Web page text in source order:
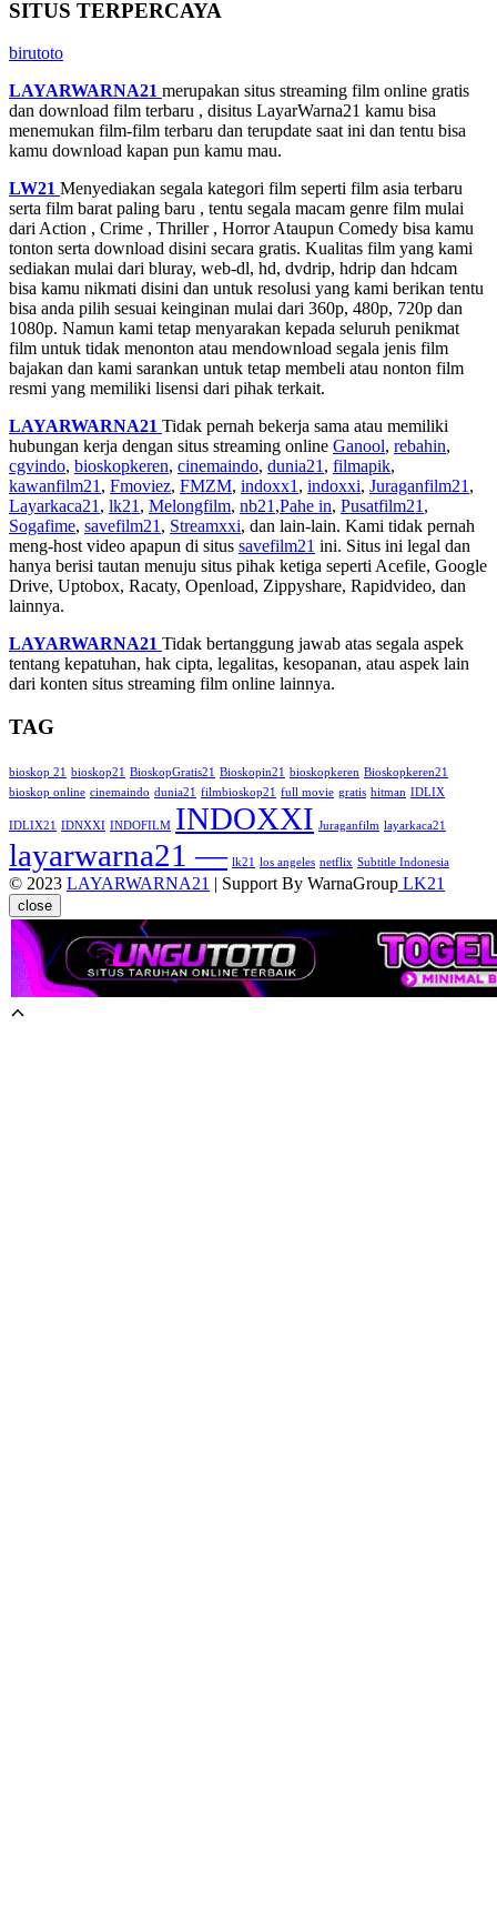
SITUS TERPERCAYA
birutoto
LAYARWARNA21 merupakan situs streaming film online gratis
dan download film terbaru , disitus LayarWarna21 kamu bisa
menemukan film-film terbaru dan terupdate saat ini dan tentu bisa
kamu download kapan pun kamu mau.
LW21 Menyediakan segala kategori film seperti film asia terbaru
serta film barat paling baru , tentu segala macam genre film mulai
dari Action , Crime , Thriller , Horror Ataupun Comedy bisa kamu
tonton serta download disini secara gratis. Kualitas film yang kami
sediakan mulai dari bluray, web-dl, hd, dvdrip, hdrip dan hdcam
bisa kamu nikmati disini dan untuk resolusi yang kami berikan tentu
bisa anda pilih sesuai keinginan mulai dari 360p, 480p, 720p dan
1080p. Namun kami tetap menyarakan kepada seluruh penikmat
film untuk tidak menonton atau mendownload segala jenis film
bajakan dan kami sarankan untuk tetap membeli atau nonton film
resmi yang memiliki lisensi dari pihak terkait.
LAYARWARNA21 Tidak pernah bekerja sama atau memiliki
hubungan kerja dengan situs streaming online Ganool, rebahin,
cgvindo, bioskopkeren, cinemaindo, dunia21 , filmapik,
kawanfilm21 , Fmoviez, FMZM, indoxx1 , indoxxi, Juraganfilm21 ,
Layarkaca21 , lk21 , Melongfilm, nb21 ,Pahe in, Pusatfilm21 ,
Sogafime, savefilm21 , Streamxxi, dan lain-lain. Kami tidak pernah
meng-host video apapun di situs savefilm21 ini. Situs ini legal dan
hanya berisi tautan menuju situs pihak ketiga seperti Acefile, Google
Drive, Uptobox, Racaty, Openload, Zippyshare, Rapidvideo, dan
lainnya.
LAYARWARNA21 Tidak bertanggung jawab atas segala aspek
tentang kepatuhan, hak cipta, legalitas, kesopanan, atau aspek lain
dari konten situs streaming film online lainnya.
TAG
bioskop 21 bioskop21 BioskopGratis21 Bioskopin21 bioskopkeren Bioskopkeren21
bioskop online cinemaindo dunia21 filmbioskop21 full movie gratis hitman IDLIX
IDLIX21 IDNXXI INDOFILM INDOXXI Juraganfilm layarkaca21
layarwarna21 — lk21 los angeles netflix Subtitle Indonesia
© 2023 LAYARWARNA21 | Support By WarnaGroup LK21
close